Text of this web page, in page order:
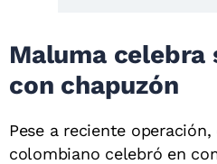
Maluma celebra
con chapuzón
Pese a reciente
colombiano celebró en